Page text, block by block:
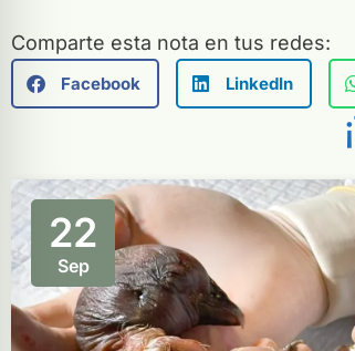
Comparte esta nota en tus redes:
Facebook LinkedIn
22
Sep